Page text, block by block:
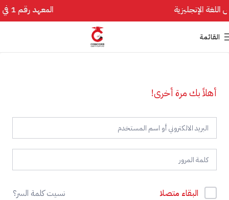
المعهد رقم 1 في تأسيس اللغة الإنجليزية
القائمة
أهلاً بك مرة أخرى!
البقاء متصلا نسيت كلمة السر؟